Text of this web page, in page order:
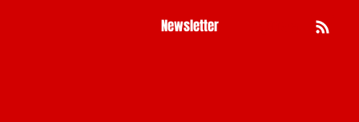
Newsletter